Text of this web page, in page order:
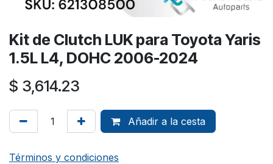
Kit de Clutch LUK para Toyota Yaris
1.5L L4, DOHC 2006-2024
$ 3,614.23
Añadir a la cesta
Términos y condiciones